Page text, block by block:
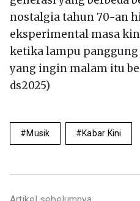
nostalgia tahun 70-an
eksperimental masa
ketika lampu panggung
yang ingin malam itu
ds2025)
Musik Kabar Kini